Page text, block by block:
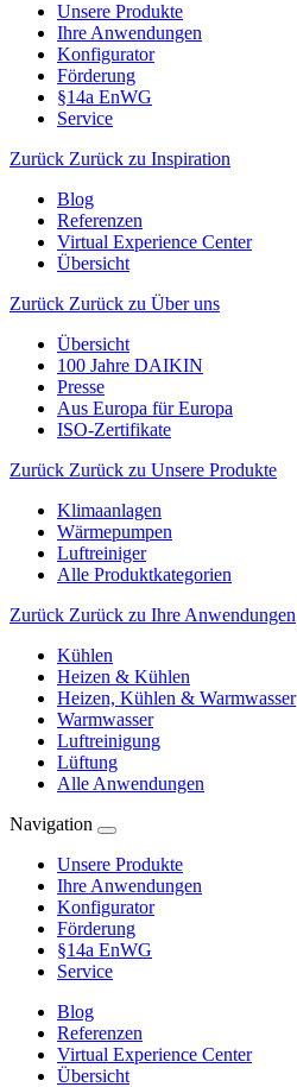
Unsere Produkte
Ihre Anwendungen
Konfigurator
Förderung
§14a EnWG
Service
Zurück Zurück zu Inspiration
Blog
Referenzen
Virtual Experience Center
Übersicht
Zurück Zurück zu Über uns
Übersicht
100 Jahre DAIKIN
Presse
Aus Europa für Europa
ISO-Zertifikate
Zurück Zurück zu Unsere Produkte
Klimaanlagen
Wärmepumpen
Luftreiniger
Alle Produktkategorien
Zurück Zurück zu Ihre Anwendungen
Kühlen
Heizen & Kühlen
Heizen, Kühlen & Warmwasser
Warmwasser
Luftreinigung
Lüftung
Alle Anwendungen
Navigation
Unsere Produkte
Ihre Anwendungen
Konfigurator
Förderung
§14a EnWG
Service
Blog
Referenzen
Virtual Experience Center
Übersicht